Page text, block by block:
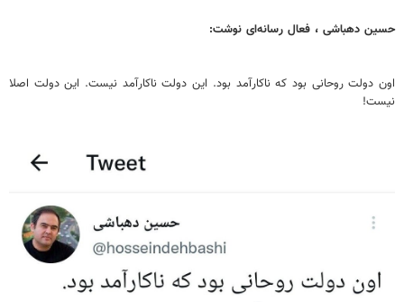
حسین دهباشی ، فعال رسانه‌ای نوشت:
اون دولت روحانی بود که ناکارآمد بود. این دولت ناکارآمد نیست. این دولت اصلا
نیست!